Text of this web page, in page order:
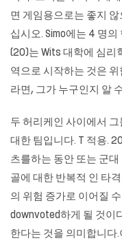
면 게임용으로는 좋지
십시오. Simo에는 4 명
(20)는 Wits 대학에 심리
역으로 시작하는 것은 위
라면, 그가 누구인지 알
두 허리케인 사이에서 그
대한 팀입니다. T 적용.
츠를하는 동안 또는 군
골에 대한 반복적 인 타
의 위험 증가로 이어질
downvoted하게 될 것이
한다는 것을 의미합니다